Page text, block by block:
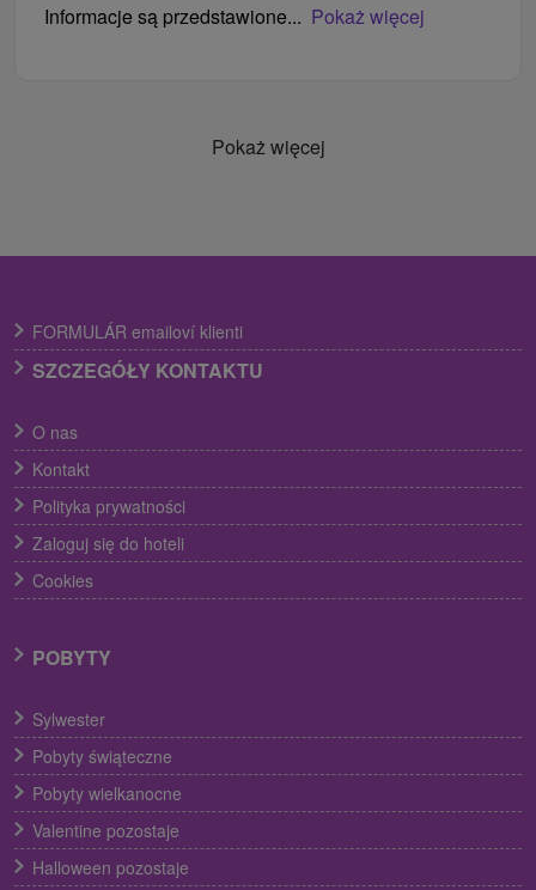
Informacje są przedstawione... Pokaż więcej
Pokaż więcej
FORMULÁR emailoví klienti
SZCZEGÓŁY KONTAKTU
O nas
Kontakt
Polityka prywatności
Zaloguj się do hoteli
Cookies
POBYTY
Sylwester
Pobyty świąteczne
Pobyty wielkanocne
Valentine pozostaje
Halloween pozostaje